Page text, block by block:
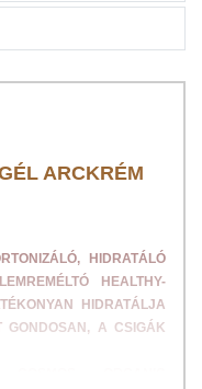
ARCKRÉM
HIDRATÁLÓ
HEALTHY-
HIDRATÁLJA
A CSIGÁK